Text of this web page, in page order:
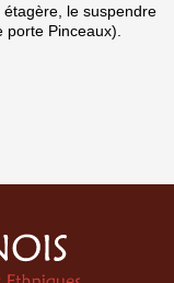
le suspendre
Pinceaux).